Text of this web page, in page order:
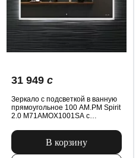
31 949 c
Зеркало с подсветкой в ванную
прямоугольное 100 AM.PM Spirit
2.0 M71AMOX1001SA с
В корзину